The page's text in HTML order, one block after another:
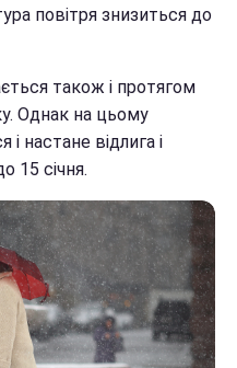
повітря знизиться до
також і протягом
Однак на цьому
і настане відлига і
15 січня.